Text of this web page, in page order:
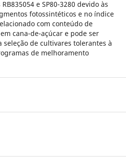
e SP80-3280 devido às
fotossintéticos e no índice
com conteúdo de
cana-de-açúcar e pode ser
seleção de cultivares tolerantes à
de melhoramento